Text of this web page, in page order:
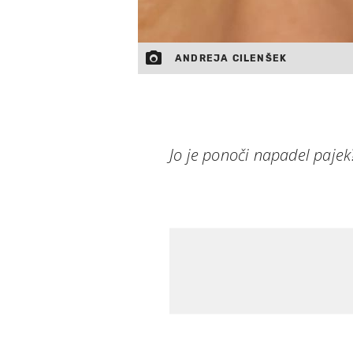
ANDREJA CILENŠEK
Jo je ponoči napadel